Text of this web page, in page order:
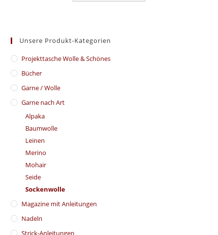
Unsere Produkt-Kategorien
​Projekttasche Wolle & Schönes
Bücher
Garne / Wolle
Garne nach Art
Alpaka
Baumwolle
Leinen
Merino
Mohair
Seide
Sockenwolle
Magazine mit Anleitungen
Nadeln
Strick-Anleitungen